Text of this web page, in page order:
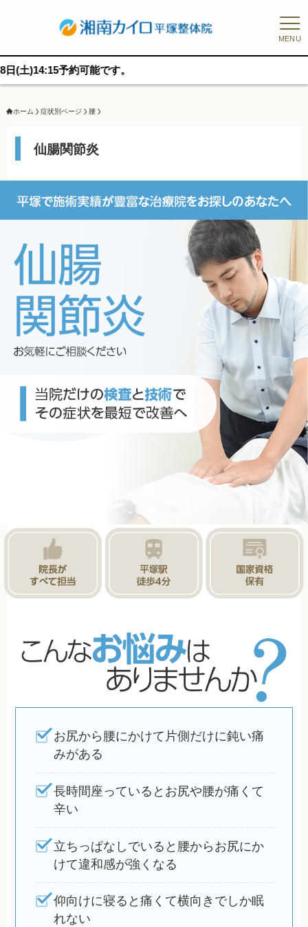
MENU
能です。
ホーム 症状別ページ 腰
仙腸関節炎
お尻から腰にかけて片側だけに鈍い痛
みがある
長時間座っているとお尻や腰が痛くて
辛い
立ちっぱなしでいると腰からお尻にか
けて違和感が強くなる
仰向けに寝ると痛くて横向きでしか眠
れない